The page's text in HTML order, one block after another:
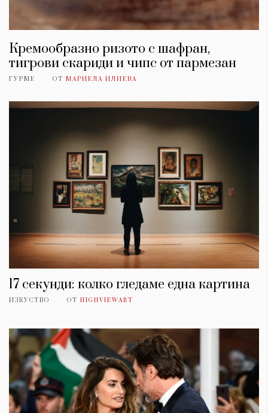
Кремообразно ризото с шафран,
тигрови скариди и чипс от пармезан
ГУРМЕ ОТ МАРИЕЛА ИЛИЕВА
17 секунди: колко гледаме една картина
ИЗКУСТВО ОТ HIGHVIEWART